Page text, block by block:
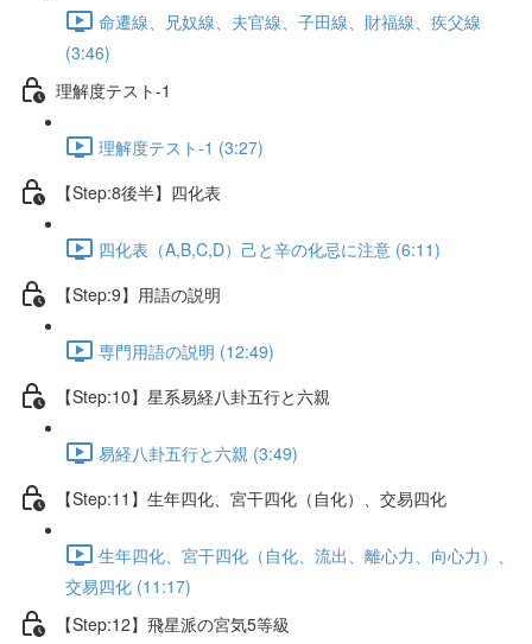
命遷線、兄奴線、夫官線、子田線、財福線、疾父線
(3:46)
理解度テスト-1
理解度テスト-1 (3:27)
【Step:8後半】四化表
四化表（A,B,C,D）己と辛の化忌に注意 (6:11)
【Step:9】用語の説明
専門用語の説明 (12:49)
【Step:10】星系易経八卦五行と六親
易経八卦五行と六親 (3:49)
【Step:11】生年四化、宮干四化（自化）、交易四化
生年四化、宮干四化（自化、流出、離心力、向心力）、
交易四化 (11:17)
【Step:12】飛星派の宮気5等級